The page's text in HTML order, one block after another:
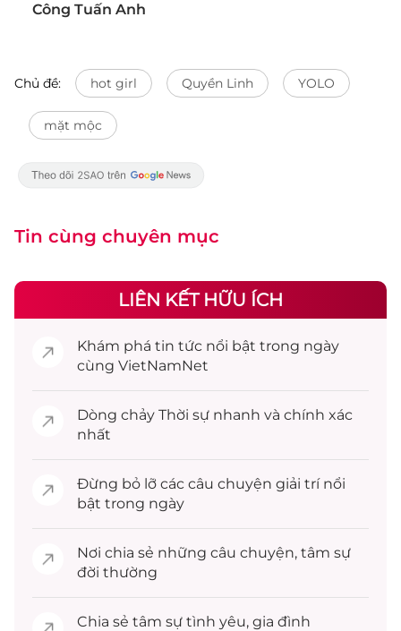
Công Tuấn Anh
Chủ đề: hot girl Quyền Linh YOLO
mặt mộc
Tin cùng chuyên mục
LIÊN KẾT HỮU ÍCH
Khám phá tin tức nổi bật trong ngày
cùng VietNamNet
Dòng chảy Thời sự nhanh và chính xác
nhất
Đừng bỏ lỡ các câu chuyện giải trínổi
bật trong ngày
Nơi chia sẻ những câu chuyện, tâm sự
đời thường
Chia sẻ tâm sự tình yêu, gia đình